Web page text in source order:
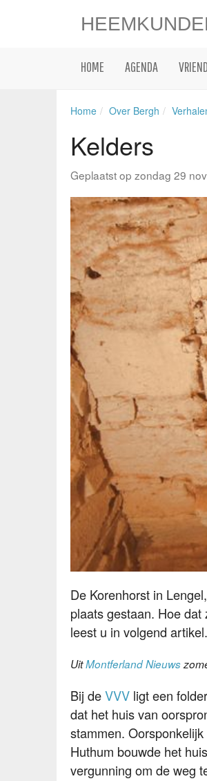
HOME AGENDA
Home Over Bergh
Kelders
Geplaatst op zondag 29
De Korenhorst in
plaats gestaan. Hoe
leest u in volgend artikel.
UitMontferland Nieuws
Bij deVVV ligt een
dat het huis van
stammen.
Huthum bouwde het
vergunning om de weg